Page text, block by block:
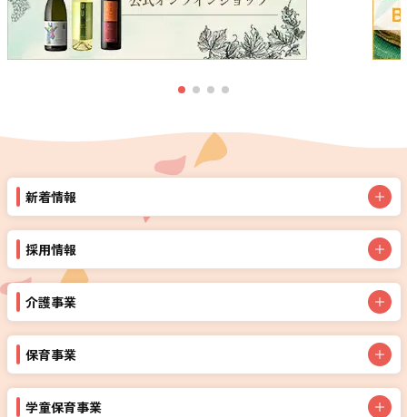
新着情報
採用情報
介護事業
保育事業
学童保育事業